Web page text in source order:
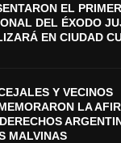
EL
DEL ÉXODO
EN CIUDAD
Y VECINOS
LA
MALVINAS